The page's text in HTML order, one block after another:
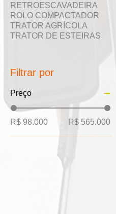
RETROESCAVADEIRA
ROLO COMPACTADOR
TRATOR AGRÍCOLA
TRATOR DE ESTEIRAS
Filtrar por
Preço
R$ 98.000 R$ 565.000